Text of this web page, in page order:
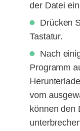
der Datei
Drücken
Tastatur.
Nach
Programm
vom
können den